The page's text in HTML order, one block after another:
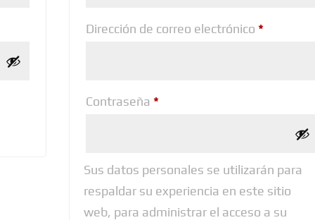
Dirección de correo electrónico *
Contraseña *
Sus datos personales se utilizarán para
respaldar su experiencia en este sitio
web, para administrar el acceso a su